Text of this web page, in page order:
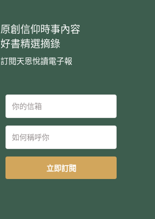
原創信仰時事內容
好書精選摘錄
訂閱天恩悅讀電子報
立即訂閱